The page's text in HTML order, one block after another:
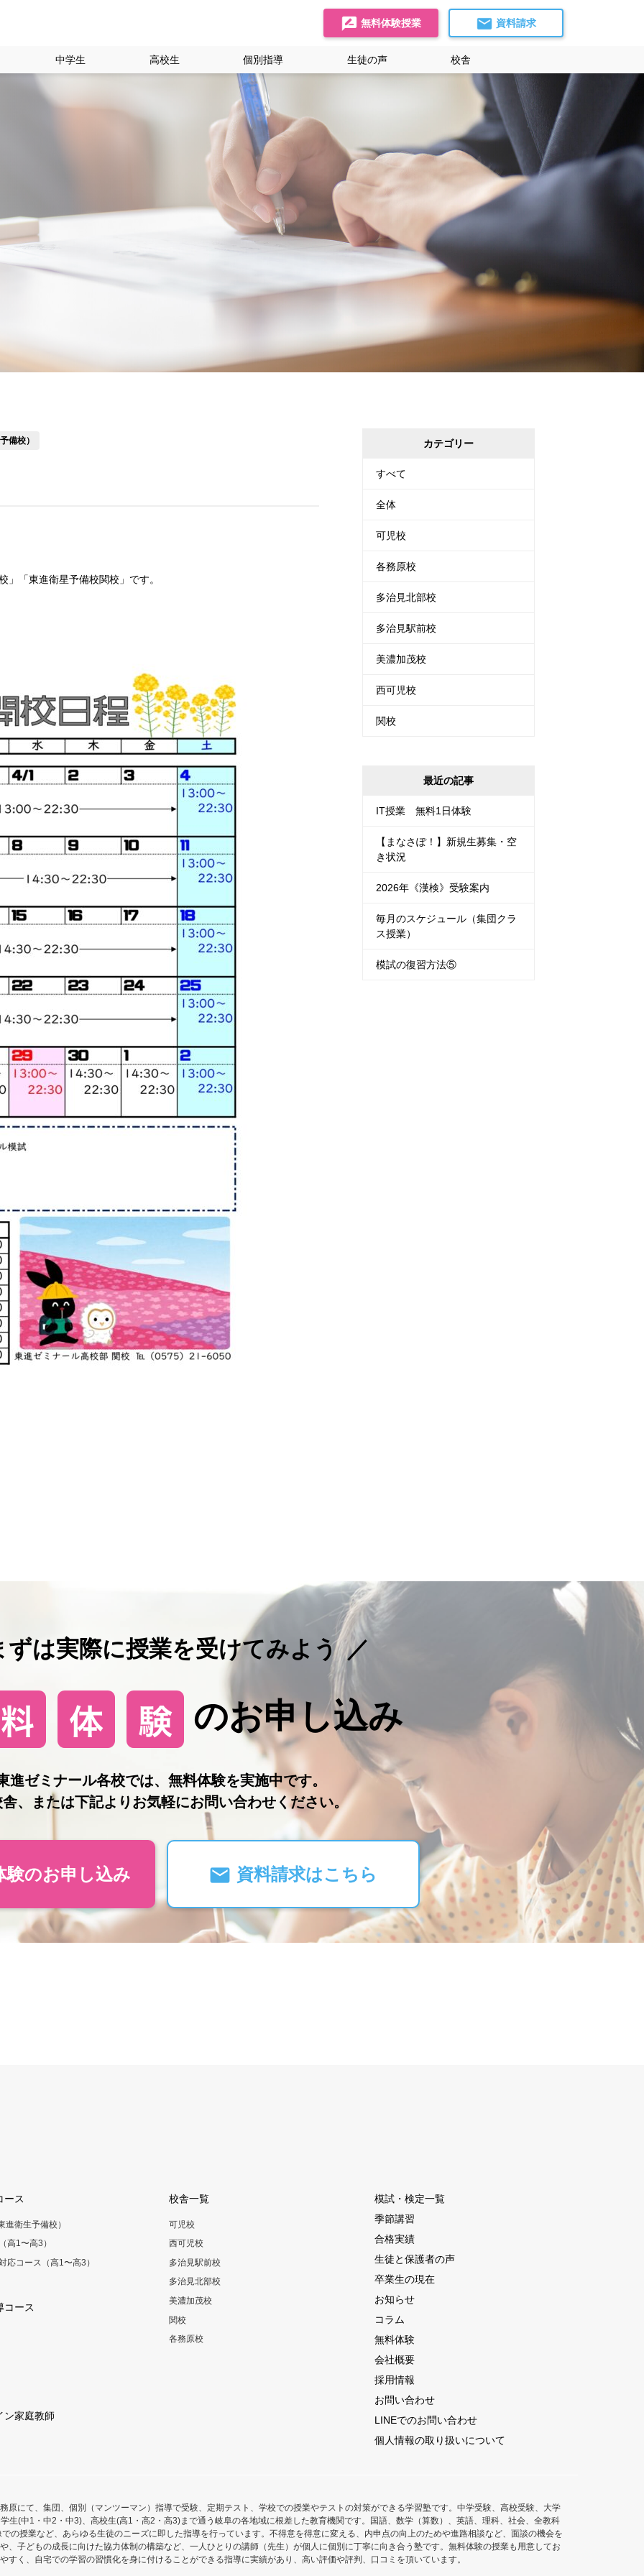
無料体験授業 資料請求
中学生 高校生 個別指導 生徒の声 校舎
備校）
「東進衛星予備校関校」です。
カテゴリー
すべて
全体
可児校
各務原校
多治見北部校
多治見駅前校
美濃加茂校
西可児校
関校
最近の記事
IT授業 無料1日体験
【まなさぽ！】新規生募集・空
き状況
2026年《漢検》受験案内
毎月のスケジュール（集団クラ
ス授業）
模試の復習方法⑤
ずは実際に授業を受けてみよう
のお申し込み
進ゼミナール各校では、無料体験を実施中です。
、または下記よりお気軽にお問い合わせください。
のお申し込み 資料請求はこちら
ース
進衛生予備校）
高1〜高3）
応コース（高1〜高3）
コース
ン家庭教師
校舎一覧
可児校
西可児校
多治見駅前校
多治見北部校
美濃加茂校
関校
各務原校
模試・検定一覧
季節講習
合格実績
生徒と保護者の声
卒業生の現在
お知らせ
コラム
無料体験
会社概要
採用情報
お問い合わせ
LINEでのお問い合わせ
個人情報の取り扱いについて
原にて、集団、個別（マンツーマン）指導で受験、定期テスト、学校での授業やテストの対策ができる学習塾です。中学受験、高校受験、大学
生(中1・中2・中3)、高校生(高1・高2・高3)まで通う岐阜の各地域に根差した教育機関です。国語、数学（算数）、英語、理科、社会、全教科
の授業など、あらゆる生徒のニーズに即した指導を行っています。不得意を得意に変える、内申点の向上のためや進路相談など、面談の機会を
、子どもの成長に向けた協力体制の構築など、一人ひとりの講師（先生）が個人に個別に丁寧に向き合う塾です。無料体験の授業も用意してお
く、自宅での学習の習慣化を身に付けることができる指導に実績があり、高い評価や評判、口コミを頂いています。